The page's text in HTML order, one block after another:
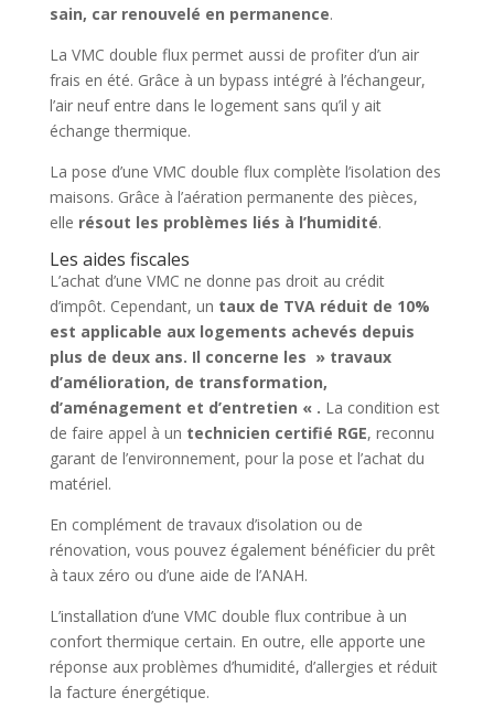
sain, car renouvelé en permanence.
La VMC double flux permet aussi de profiter d’un air
frais en été. Grâce à un bypass intégré à l’échangeur,
l’air neuf entre dans le logement sans qu’il y ait
échange thermique.
La pose d’une VMC double flux complète l’isolation des
maisons. Grâce à l’aération permanente des pièces,
elle résout les problèmes liés à l’humidité.
Les aides fiscales
L’achat d’une VMC ne donne pas droit au crédit
d’impôt. Cependant, un taux de TVA réduit de 10%
est applicable aux logements achevés depuis
plus de deux ans. Il concerne les » travaux
d’amélioration, de transformation,
d’aménagement et d’entretien « . La condition est
de faire appel à un technicien certifié RGE, reconnu
garant de l’environnement, pour la pose et l’achat du
matériel.
En complément de travaux d’isolation ou de
rénovation, vous pouvez également bénéficier du prêt
à taux zéro ou d’une aide de l’ANAH.
L’installation d’une VMC double flux contribue à un
confort thermique certain. En outre, elle apporte une
réponse aux problèmes d’humidité, d’allergies et réduit
la facture énergétique.